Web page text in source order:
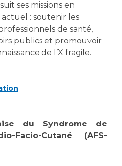
(CDU)
de sécurité des soins
ses missions en
: soutenir les
de santé,
publics et promouvoir
de l’X fragile.
du Syndrome de
Facio-Cutané (AFS-